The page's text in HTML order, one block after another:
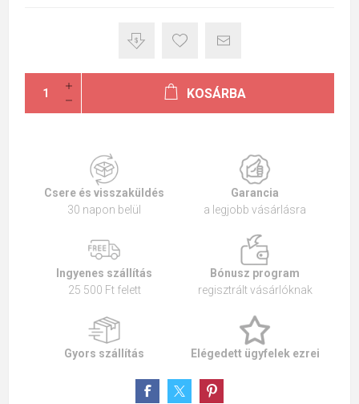
KOSÁRBA
Csere és visszaküldés
30 napon belül
Garancia
a legjobb vásárlásra
Ingyenes szállítás
25 500 Ft felett
Bónusz program
regisztrált vásárlóknak
Gyors szállítás Elégedett ügyfelek ezrei